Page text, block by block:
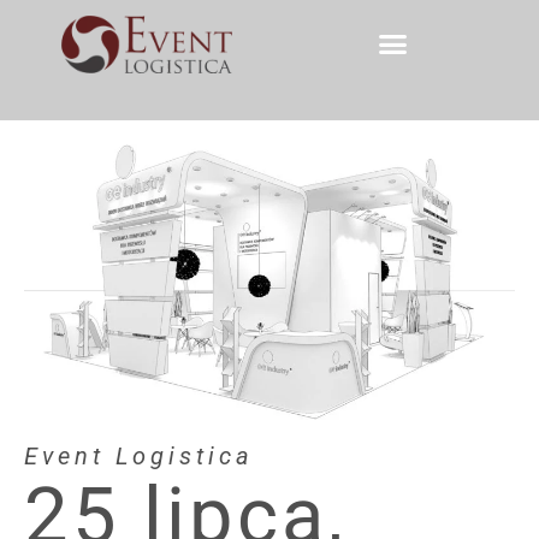
Event Logistica
25 lipca,